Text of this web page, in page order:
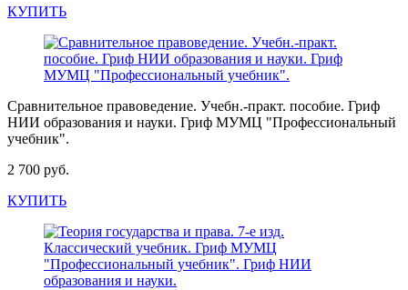
КУПИТЬ
Сравнительное правоведение. Учебн.-практ. пособие. Гриф
НИИ образования и науки. Гриф МУМЦ "Профессиональный
учебник".
2 700 руб.
КУПИТЬ